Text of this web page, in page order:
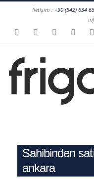
İletişim : +90 (542) 634
Sahibinden
ankara